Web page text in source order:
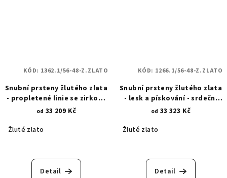
Snubní prsteny žlutého zlata
- propletené linie se zirkony
1362.1
od 33 209 Kč
Žluté zlato
Detail
KÓD: 1362.1/56-48-Z.ZLATO
Snubní prsteny žlutého zlata
- lesk a pískování - srdeční
záležitost 1266.1
od 33 323 Kč
Žluté zlato
Detail
KÓD: 1266.1/56-48-Z.ZLATO